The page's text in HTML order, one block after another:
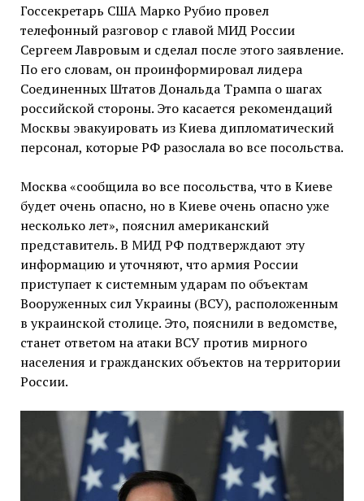
Госсекретарь США Марко Рубио провел
телефонный разговор с главой МИД России
Сергеем Лавровым и сделал после этого заявление.
По его словам, он проинформировал лидера
Соединенных Штатов Дональда Трампа о шагах
российской стороны. Это касается рекомендаций
Москвы эвакуировать из Киева дипломатический
персонал, которые РФ разослала во все посольства.
Москва «сообщила во все посольства, что в Киеве
будет очень опасно, но в Киеве очень опасно уже
несколько лет», пояснил американский
представитель. В МИД РФ подтверждают эту
информацию и уточняют, что армия России
приступает к системным ударам по объектам
Вооруженных сил Украины (ВСУ), расположенным
в украинской столице. Это, пояснили в ведомстве,
станет ответом на атаки ВСУ против мирного
населения и гражданских объектов на территории
России.